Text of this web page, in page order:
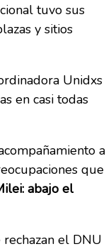
tuvo sus
y sitios
Unidxs
en casi todas
a
que
abajo el
el DNU